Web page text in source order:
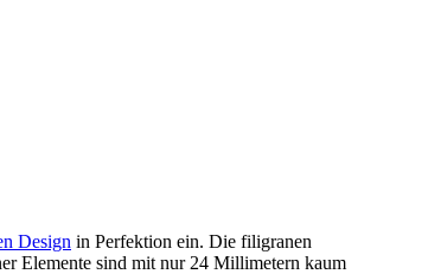
Design in Perfektion ein. Die filigranen
Elemente sind mit nur 24 Millimetern kaum